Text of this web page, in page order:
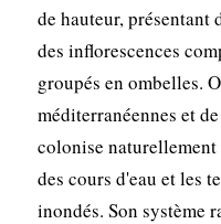
de hauteur,
des inflorescences
groupés en ombelles.
méditerranéennes et
colonise naturellement
des cours d'eau et les
inondés. Son système